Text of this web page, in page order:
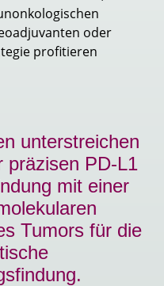
oder
profitieren
unterstreichen
präzisen PD-L1
mit einer
Tumors für die